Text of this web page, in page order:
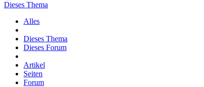
Dieses Thema
Alles
Dieses Thema
Dieses Forum
Artikel
Seiten
Forum